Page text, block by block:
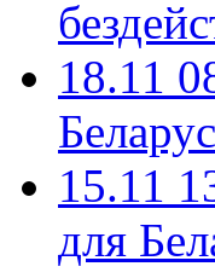
18.11
15.11
для